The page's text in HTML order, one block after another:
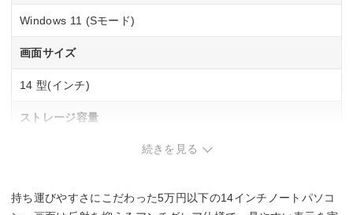
Windows 11 (Sモード)
画面サイズ
14 型(インチ)
ストレージ容量
続きを見る
持ち運びやすさにこだわった5万円以下の14インチノートパソコ